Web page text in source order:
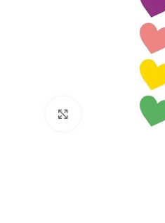
Büyütmek için tıklayın